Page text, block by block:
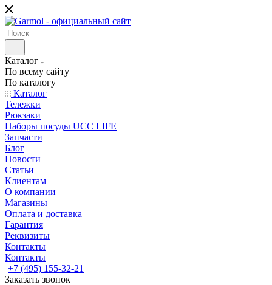
Каталог
По всему сайту
По каталогу
Каталог
Тележки
Рюкзаки
Наборы посуды UCC LIFE
Запчасти
Блог
Новости
Статьи
Клиентам
О компании
Магазины
Оплата и доставка
Гарантия
Реквизиты
Контакты
Контакты
+7 (495) 155-32-21
Заказать звонок